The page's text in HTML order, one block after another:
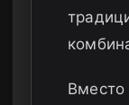
Вместо